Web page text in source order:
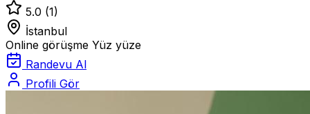
5.0 (1)
İstanbul
Online görüşme Yüz yüze
Randevu Al
Profili Gör